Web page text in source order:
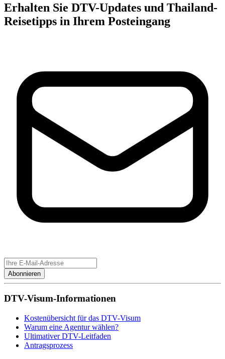
Erhalten Sie DTV-Updates und Thailand-
Reisetipps in Ihrem Posteingang
Abonnieren
DTV-Visum-Informationen
Kostenübersicht für das DTV-Visum
Warum eine Agentur wählen?
Ultimativer DTV-Leitfaden
Antragsprozess